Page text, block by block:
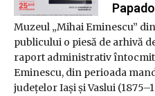
Muzeul „Mihai Eminescu”
publicului o piesă de arhivă
raport administrativ
Eminescu, din perioada
județelor Iași și Vaslui